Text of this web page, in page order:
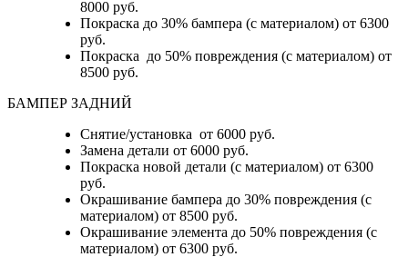
8000 руб.
Покраска до 30% бампера (с материалом) от 6300
руб.
Покраска до 50% повреждения (с материалом) от
8500 руб.
БАМПЕР ЗАДНИЙ
Снятие/установка от 6000 руб.
Замена детали от 6000 руб.
Покраска новой детали (с материалом) от 6300
руб.
Окрашивание бампера до 30% повреждения (с
материалом) от 8500 руб.
Окрашивание элемента до 50% повреждения (с
материалом) от 6300 руб.